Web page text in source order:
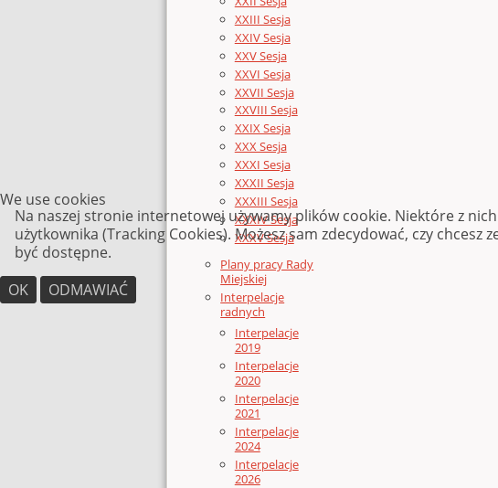
XXIII Sesja
XXIV Sesja
XXV Sesja
XXVI Sesja
XXVII Sesja
XXVIII Sesja
XXIX Sesja
XXX Sesja
XXXI Sesja
XXXII Sesja
XXXIII Sesja
XXXIV Sesja
XXXV Sesja
Plany pracy Rady
Miejskiej
Interpelacje
radnych
Interpelacje
2019
Interpelacje
2020
Interpelacje
2021
Interpelacje
2024
Interpelacje
2026
We use cookies
Na naszej stronie internetowej używamy plików cookie. Niektóre z
użytkownika (Tracking Cookies). Możesz sam zdecydować, czy
być dostępne.
OK
ODMAWIAĆ